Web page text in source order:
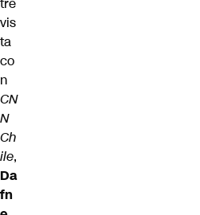
vis
ta
co
n
CN
N
Ch
ile,
Da
fn